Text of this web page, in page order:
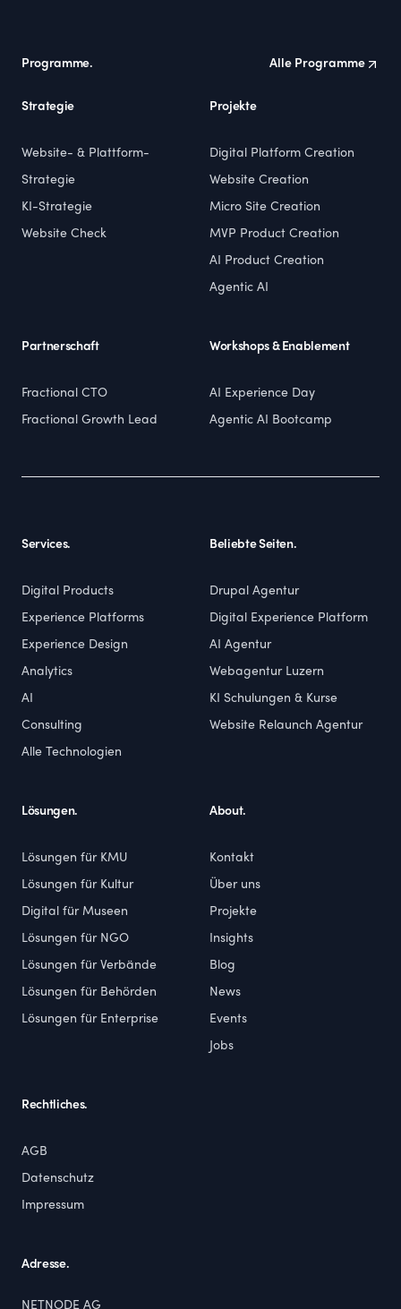
Programme. Alle Programme
Strategie
Website- & Plattform-
Strategie
KI-Strategie
Website Check
Projekte
Digital Platform Creation
Website Creation
Micro Site Creation
MVP Product Creation
AI Product Creation
Agentic AI
Partnerschaft
Fractional CTO
Fractional Growth Lead
Workshops & Enablement
AI Experience Day
Agentic AI Bootcamp
Services.
Digital Products
Experience Platforms
Experience Design
Analytics
AI
Consulting
Alle Technologien
Beliebte Seiten.
Drupal Agentur
Digital Experience Platform
AI Agentur
Webagentur Luzern
KI Schulungen & Kurse
Website Relaunch Agentur
Lösungen.
Lösungen für KMU
Lösungen für Kultur
Digital für Museen
Lösungen für NGO
Lösungen für Verbände
Lösungen für Behörden
Lösungen für Enterprise
About.
Kontakt
Über uns
Projekte
Insights
Blog
News
Events
Jobs
Rechtliches.
AGB
Datenschutz
Impressum
Adresse.
NETNODE AG